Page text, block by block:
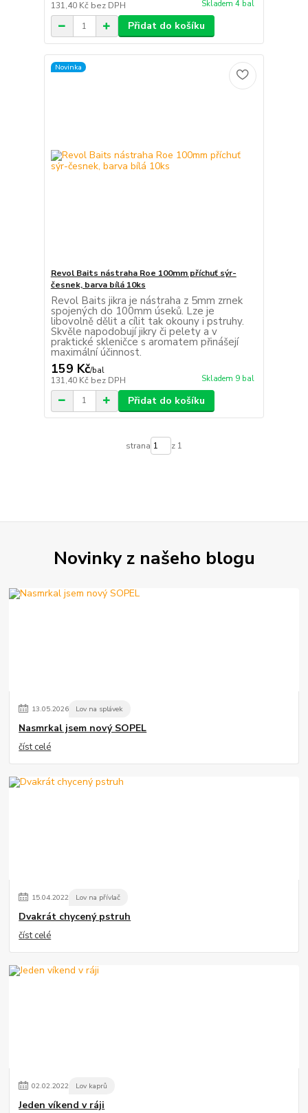
131,40 Kč bez DPH Skladem 4 bal
Přidat do košíku
Novinka
Revol Baits nástraha Roe 100mm příchuť sýr-
česnek, barva bílá 10ks
Revol Baits jikra je nástraha z 5mm zrnek
spojených do 100mm úseků. Lze je
libovolně dělit a cílit tak okouny i pstruhy.
Skvěle napodobují jikry či pelety a v
praktické skleničce s aromatem přinášejí
maximální účinnost.
159 Kč/bal
131,40 Kč bez DPH Skladem 9 bal
Přidat do košíku
strana z 1
Novinky z našeho blogu
13.05.2026 Lov na splávek
Nasmrkal jsem nový SOPEL
číst celé
15.04.2022 Lov na přívlač
Dvakrát chycený pstruh
číst celé
02.02.2022 Lov kaprů
Jeden víkend v ráji